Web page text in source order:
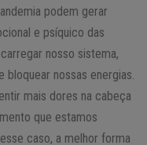
podem gerar
e psíquico das
nosso sistema,
nossas energias.
mais dores na cabeça
que estamos
caso, a melhor forma